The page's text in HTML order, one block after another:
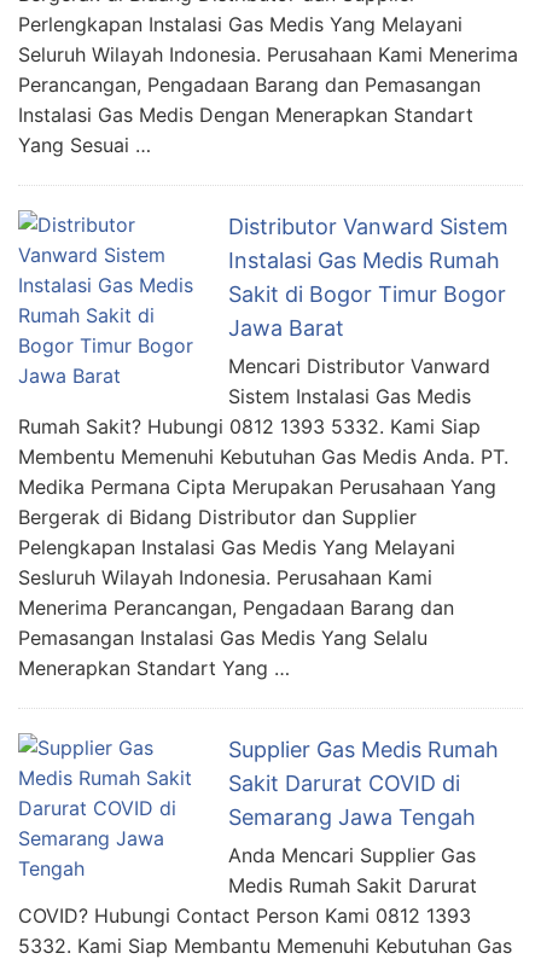
Perlengkapan Instalasi Gas Medis Yang Melayani
Seluruh Wilayah Indonesia. Perusahaan Kami Menerima
Perancangan, Pengadaan Barang dan Pemasangan
Instalasi Gas Medis Dengan Menerapkan Standart
Yang Sesuai …
Distributor Vanward Sistem
Instalasi Gas Medis Rumah
Sakit di Bogor Timur Bogor
Jawa Barat
Mencari Distributor Vanward
Sistem Instalasi Gas Medis
Rumah Sakit? Hubungi 0812 1393 5332. Kami Siap
Membentu Memenuhi Kebutuhan Gas Medis Anda. PT.
Medika Permana Cipta Merupakan Perusahaan Yang
Bergerak di Bidang Distributor dan Supplier
Pelengkapan Instalasi Gas Medis Yang Melayani
Sesluruh Wilayah Indonesia. Perusahaan Kami
Menerima Perancangan, Pengadaan Barang dan
Pemasangan Instalasi Gas Medis Yang Selalu
Menerapkan Standart Yang …
Supplier Gas Medis Rumah
Sakit Darurat COVID di
Semarang Jawa Tengah
Anda Mencari Supplier Gas
Medis Rumah Sakit Darurat
COVID? Hubungi Contact Person Kami 0812 1393
5332. Kami Siap Membantu Memenuhi Kebutuhan Gas